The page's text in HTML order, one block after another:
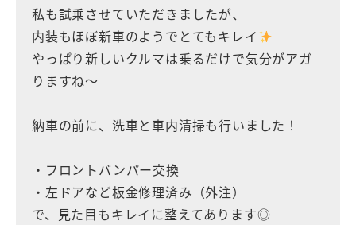
私も試乗させていただきましたが、
内装もほぼ新車のようでとてもキレイ
やっぱり新しいクルマは乗るだけで気分がアガ
りますね〜
納車の前に、洗車と車内清掃も行いました！
・フロントバンパー交換
・左ドアなど板金修理済み（外注）
で、見た目もキレイに整えてあります◎